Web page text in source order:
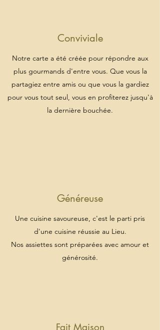
Conviviale
Notre carte a été créée pour répondre aux
plus gourmands d'entre vous. Que vous la
partagiez entre amis ou que vous la gardiez
pour vous tout seul, vous en profiterez jusqu'à
la dernière bouchée.
Généreuse
Une cuisine savoureuse, c'est le parti pris
d'une cuisine réussie au Lieu.
Nos assiettes sont préparées avec amour et
générosité.
Fait Maison